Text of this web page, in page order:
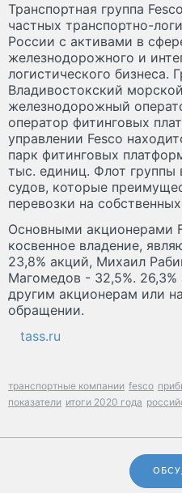
Транспортная группа
частных транспортно-
России с активами в
железнодорожного и
логистического бизнеса.
Владивостокский
железнодорожный
оператор фитинговых
управлении Fesco
парк фитинговых
тыс. единиц. Флот группы
судов, которые
перевозки на
Основными акционерами
косвенное владение,
23,8% акций, Михаил
Магомедов - 32,5%.
другим акционерам или
обращении.
tass.ru
транспортные компании fesco
показатели итоги 2020 года